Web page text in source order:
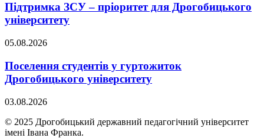
Підтримка ЗСУ – пріоритет для Дрогобицького
університету
05.08.2026
Поселення студентів у гуртожиток
Дрогобицького університету
03.08.2026
© 2025 Дрогобицький державний педагогічний університет
імені Івана Франка.